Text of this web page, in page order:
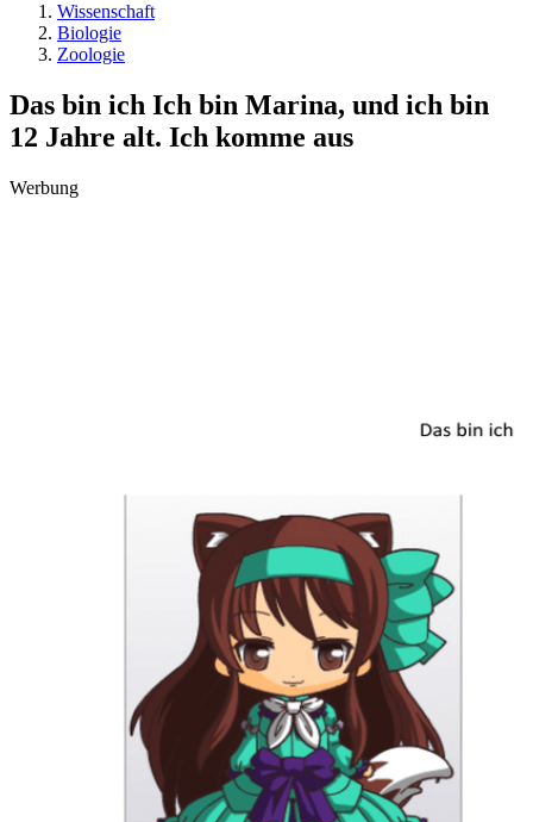
Wissenschaft
Biologie
Zoologie
Das bin ich Ich bin Marina, und ich bin
12 Jahre alt. Ich komme aus
Werbung